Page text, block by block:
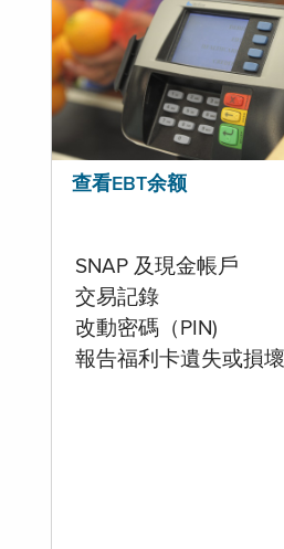
查看EBT余额
SNAP 及現金帳戶
交易記錄
改動密碼（PIN)
報告福利卡遺失或損壞